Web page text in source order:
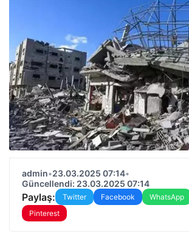
admin•23.03.2025 07:14•
Güncellendi: 23.03.2025 07:14
Paylaş: Twitter Facebook WhatsApp
Pinterest